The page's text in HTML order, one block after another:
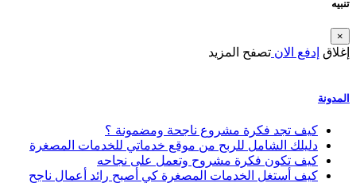
تنبيه
×
إغلاق إدفع الان تصفح المزيد
المدونة
كيف تجد فكرة مشروع ناجحة ومضمونة ؟
دليلك الشامل للربح من موقع خدماتي للخدمات المصغرة
كيف تكون فكرة مشروح وتعمل على نجاحه
كيف أستغل الخدمات المصغرة كي أصبح رائد أعمال ناجح